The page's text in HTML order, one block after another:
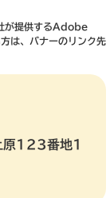
が提供するAdobe
は、バナーのリンク先
原123番地1